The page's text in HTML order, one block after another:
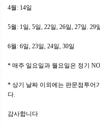
4월: 14일
5월: 1일, 5일, 22일, 26일, 27일. 29
6월: 6일, 23일, 24일, 30일
* 매주 일요일과 월요일은 정기
* 상기 날짜 이외에는 판문점투어
다.
감사합니다